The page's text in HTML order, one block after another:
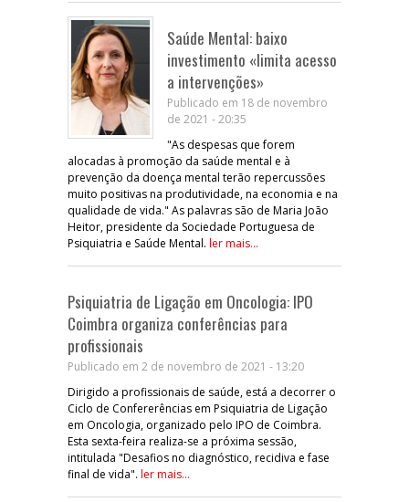
Saúde Mental: baixo
investimento «limita acesso
a intervenções»
Publicado em 18 de novembro
de 2021 - 20:35
"As despesas que forem
alocadas à promoção da saúde mental e à
prevenção da doença mental terão repercussões
muito positivas na produtividade, na economia e na
qualidade de vida." As palavras são de Maria João
Heitor, presidente da Sociedade Portuguesa de
Psiquiatria e Saúde Mental. ler mais...
Psiquiatria de Ligação em Oncologia: IPO
Coimbra organiza conferências para
profissionais
Publicado em 2 de novembro de 2021 - 13:20
Dirigido a profissionais de saúde, está a decorrer o
Ciclo de Confererências em Psiquiatria de Ligação
em Oncologia, organizado pelo IPO de Coimbra.
Esta sexta-feira realiza-se a próxima sessão,
intitulada "Desafios no diagnóstico, recidiva e fase
final de vida". ler mais...